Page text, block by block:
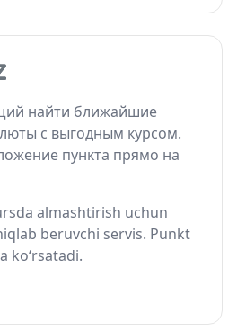
найти ближайшие
с выгодным курсом.
пункта прямо на
almashtirish uchun
beruvchi servis. Punkt
ko‘rsatadi.